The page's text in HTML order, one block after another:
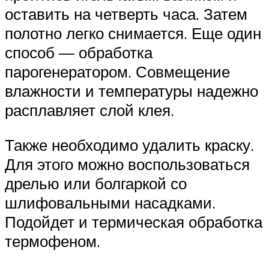
оставить на четверть часа. Затем
полотно легко снимается. Еще один
способ — обработка
парогенератором. Совмещение
влажности и температуры надежно
расплавляет слой клея.
Также необходимо удалить краску.
Для этого можно воспользоваться
дрелью или болгаркой со
шлифовальными насадками.
Подойдет и термическая обработка
термофеном.